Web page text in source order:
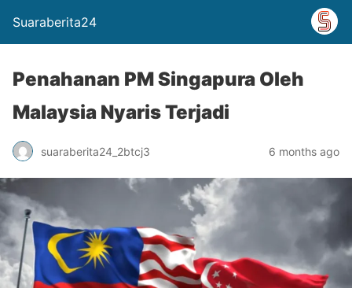
Suaraberita24
Penahanan PM Singapura Oleh
Malaysia Nyaris Terjadi
suaraberita24_2btcj3 6 months ago